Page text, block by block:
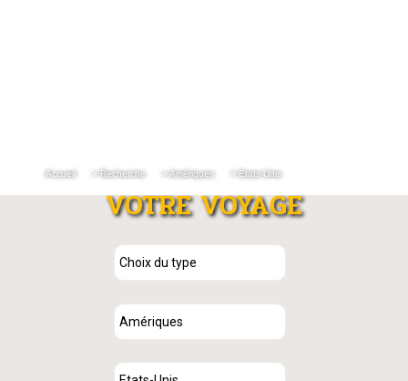
Accueil > Recherche > Amériques > Etats-Unis
VOTRE VOYAGE